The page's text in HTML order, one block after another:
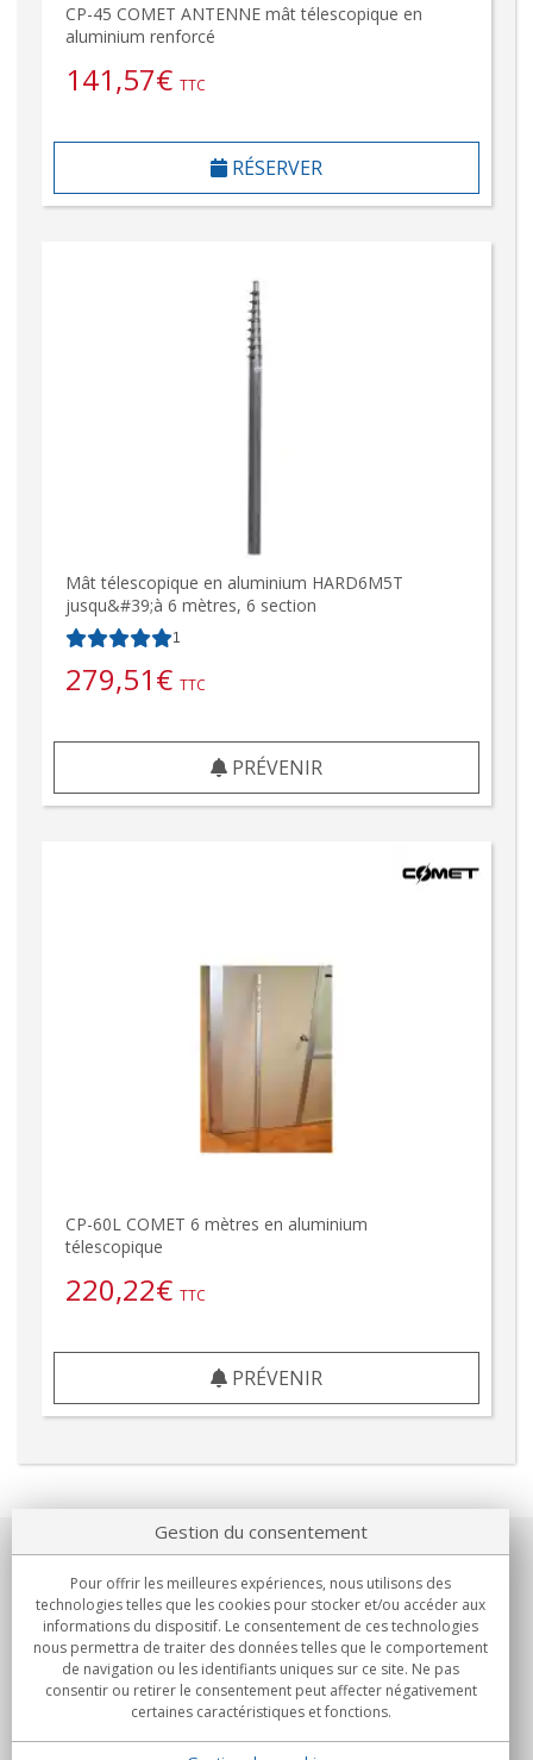
CP-45 COMET ANTENNE mât télescopique en
aluminium renforcé
141,57€ TTC
RÉSERVER
Mât télescopique en aluminium HARD6M5T
jusqu&#39;à 6 mètres, 6 section
1
279,51€ TTC
PRÉVENIR
CP-60L COMET 6 mètres en aluminium
télescopique
220,22€ TTC
PRÉVENIR
Notre société
Engagements
Achats
Gestion du consentement
Pour offrir les meilleures expériences, nous utilisons des
technologies telles que les cookies pour stocker et/ou accéder aux
informations du dispositif. Le consentement de ces technologies
nous permettra de traiter des données telles que le comportement
de navigation ou les identifiants uniques sur ce site. Ne pas
consentir ou retirer le consentement peut affecter négativement
certaines caractéristiques et fonctions.